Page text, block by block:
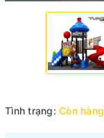
Tình trạng: Còn hàng